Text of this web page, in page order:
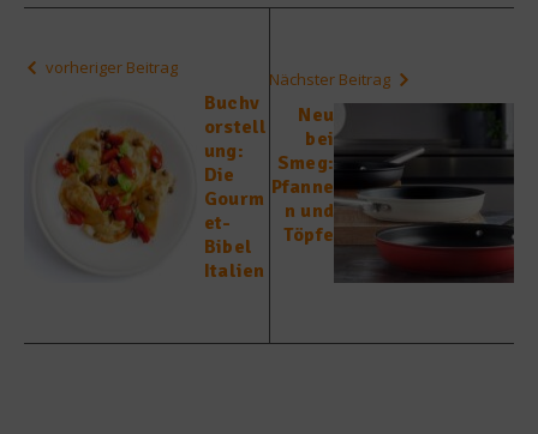
vorheriger Beitrag
Buchv
orstell
ung:
Die
Gourm
et-
Bibel
Italien
Nächster Beitrag
Neu
bei
Smeg:
Pfanne
n und
Töpfe